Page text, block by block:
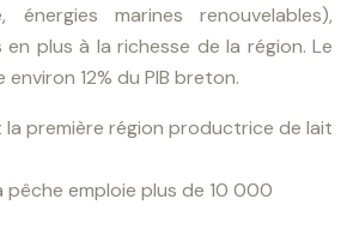
énergies marines renouvelables),
plus à la richesse de la région. Le
12% du PIB breton.
la première région productrice de lait
pêche emploie plus de 10 000